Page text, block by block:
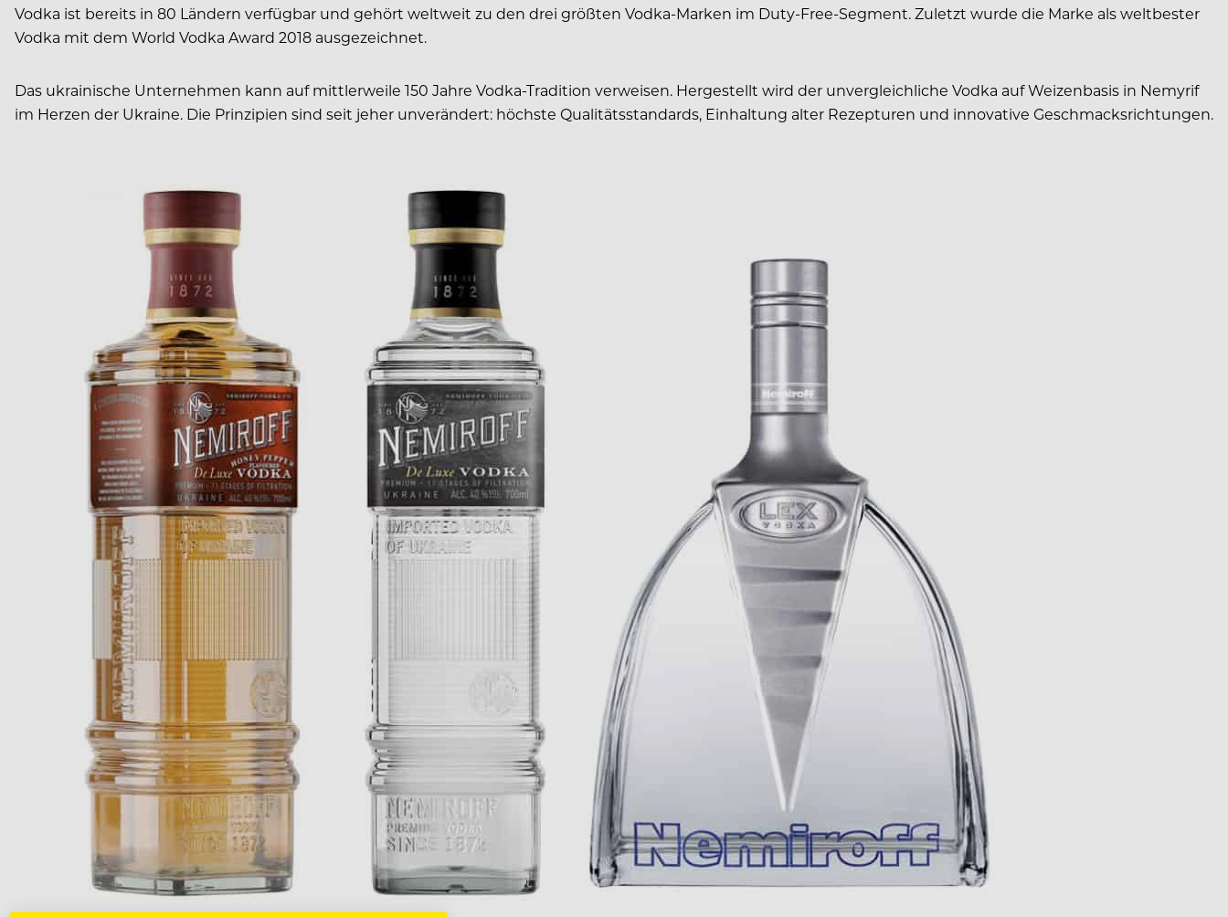
Vodka ist bereits in 80 Ländern verfügbar und gehört weltweit zu den drei größten Vodka-Marken im Duty-Free-Segment. Zuletzt wurde die Marke als weltbester
Vodka mit dem World Vodka Award 2018 ausgezeichnet.
Das ukrainische Unternehmen kann auf mittlerweile 150 Jahre Vodka-Tradition verweisen. Hergestellt wird der unvergleichliche Vodka auf Weizenbasis in Nemyrif
im Herzen der Ukraine. Die Prinzipien sind seit jeher unverändert: höchste Qualitätsstandards, Einhaltung alter Rezepturen und innovative Geschmacksrichtungen.